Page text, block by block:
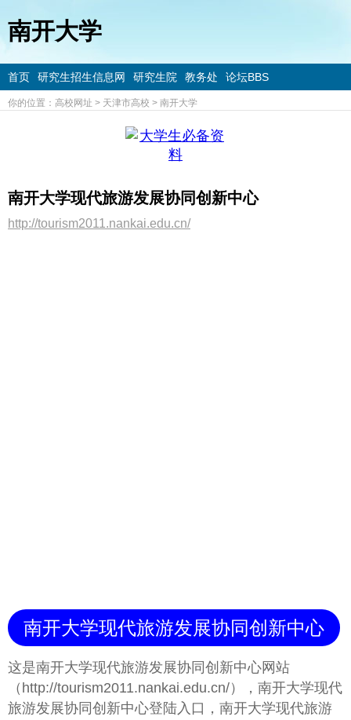
南开大学
首页 研究生招生信息网 研究生院 教务处 论坛BBS
你的位置： 高校网址 > 天津市高校 > 南开大学
南开大学现代旅游发展协同创新中心
http://tourism2011.nankai.edu.cn/
南开大学现代旅游发展协同创新中心
这是南开大学现代旅游发展协同创新中心网站
（http://tourism2011.nankai.edu.cn/），南开大学现代
旅游发展协同创新中心登陆入口，南开大学现代旅游